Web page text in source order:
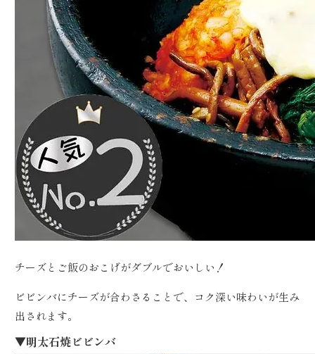
チーズとご飯のおこげがダブルでおいしい！
ビビンバにチーズが合わさることで、コク深い味わいが生み
出されます。
▼明太石焼ビビンバ